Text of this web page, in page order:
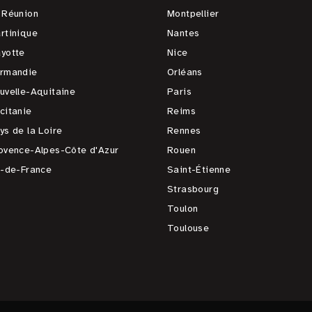
Aquitaine
de la Loire
Alpes-Côte d'Azur
de-France
Montpellier
Nantes
Nice
Orléans
Paris
Reims
Rennes
Rouen
Saint-Étienne
Strasbourg
Toulon
Toulouse